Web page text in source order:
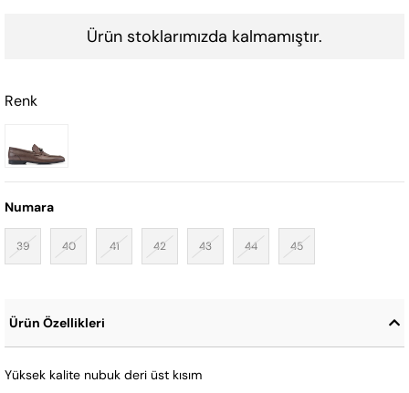
Ürün stoklarımızda kalmamıştır.
Renk
Numara
39 40 41 42 43 44 45
Ürün Özellikleri
Yüksek kalite nubuk deri üst kısım